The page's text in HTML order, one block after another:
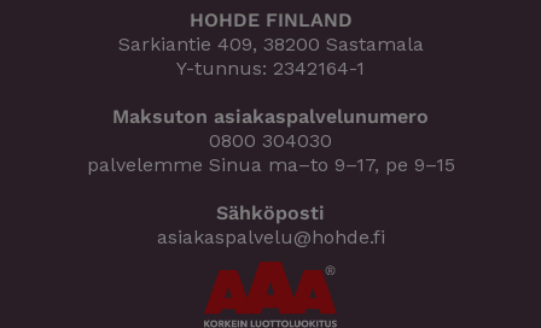
HOHDE FINLAND
Sarkiantie 409, 38200 Sastamala
Y-tunnus: 2342164-1
Maksuton asiakaspalvelunumero
0800 304030
palvelemme Sinua ma–to 9–17, pe 9–15
Sähköposti
asiakaspalvelu@hohde.fi